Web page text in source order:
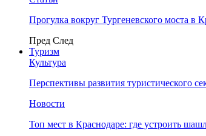
Прогулка вокруг Тургеневского моста в
Пред След
Туризм
Культура
Перспективы развития туристического
Новости
Топ мест в Краснодаре: где устроить